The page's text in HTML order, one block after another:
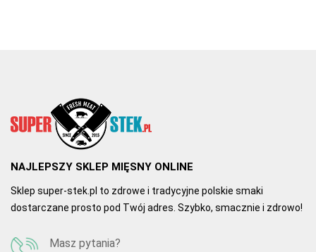
NAJLEPSZY SKLEP MIĘSNY ONLINE
Sklep super-stek.pl to zdrowe i tradycyjne polskie smaki
dostarczane prosto pod Twój adres. Szybko, smacznie i zdrowo!
Masz pytania?